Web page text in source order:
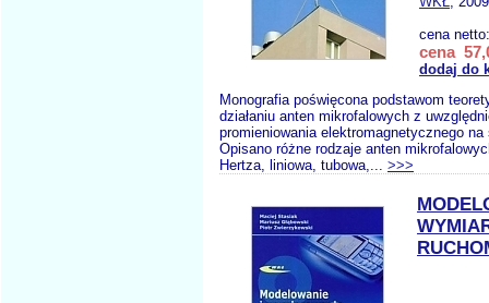
cena
cena
dodaj do
Monografia poświęcona podstawom
działaniu anten mikrofalowych z
promieniowania elektromagnetycznego na
Opisano różne rodzaje anten
Hertza, liniowa, tubowa,... >>>